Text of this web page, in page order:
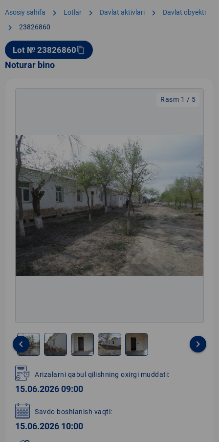
Asosiy sahifa chevron_right Lotlar chevron_right Davlat aktivlari chevron_right Davlat obyekti
chevron_right 23826860
Lot № 23826860content_copy
Noturar bino
Rasm 1 / 5
1
of
5
keyboard_arrow_left keyboard_arrow_right
Arizalarni qabul qilishning oxirgi muddati:
15.06.2026 09:00
Savdo boshlanish vaqti:
15.06.2026 10:00